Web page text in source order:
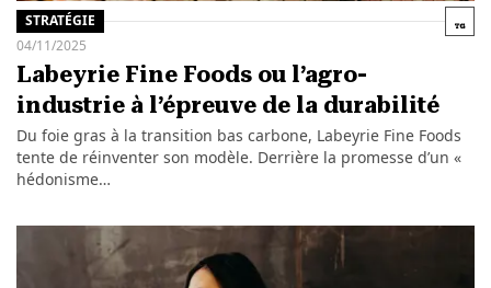
STRATÉGIE
04/11/2025
Labeyrie Fine Foods ou l’agro-
industrie à l’épreuve de la durabilité
Du foie gras à la transition bas carbone, Labeyrie Fine Foods
tente de réinventer son modèle. Derrière la promesse d’un «
hédonisme…